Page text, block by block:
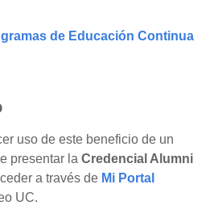
de Educación Continua
uso de este beneficio de un
presentar la Credencial Alumni
a través de Mi Portal
UC.